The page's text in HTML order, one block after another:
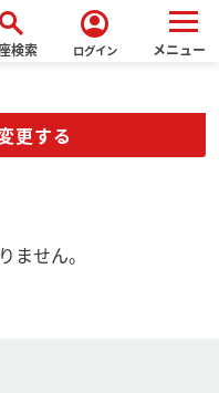
search
検索
account_circle
ログイン メニュー
更する
ません。